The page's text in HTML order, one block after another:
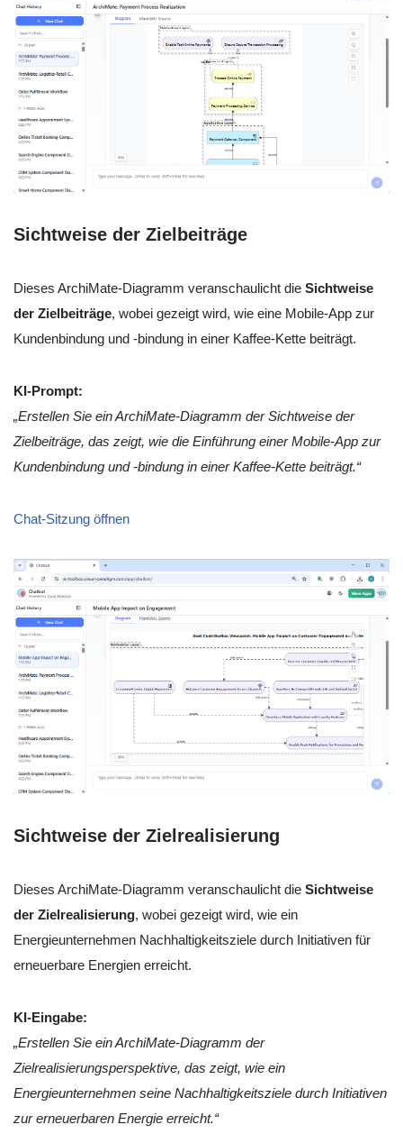
Sichtweise der Zielbeiträge
Dieses ArchiMate-Diagramm veranschaulicht die Sichtweise
der Zielbeiträge, wobei gezeigt wird, wie eine Mobile-App zur
Kundenbindung und -bindung in einer Kaffee-Kette beiträgt.
KI-Prompt:
„Erstellen Sie ein ArchiMate-Diagramm der Sichtweise der
Zielbeiträge, das zeigt, wie die Einführung einer Mobile-App zur
Kundenbindung und -bindung in einer Kaffee-Kette beiträgt.“
Chat-Sitzung öffnen
Sichtweise der Zielrealisierung
Dieses ArchiMate-Diagramm veranschaulicht die Sichtweise
der Zielrealisierung, wobei gezeigt wird, wie ein
Energieunternehmen Nachhaltigkeitsziele durch Initiativen für
erneuerbare Energien erreicht.
KI-Eingabe:
„Erstellen Sie ein ArchiMate-Diagramm der
Zielrealisierungsperspektive, das zeigt, wie ein
Energieunternehmen seine Nachhaltigkeitsziele durch Initiativen
zur erneuerbaren Energie erreicht.“